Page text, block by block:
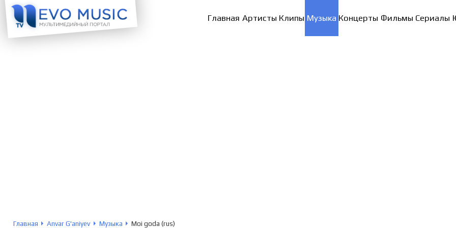
Главная Артисты Клипы Музыка Концерты Фильмы Сериалы
Главная Anvar G'aniyev Музыка Moi goda (rus)